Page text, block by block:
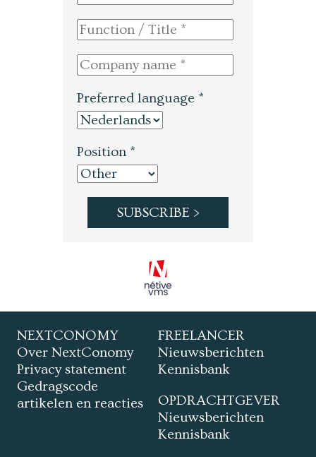
Preferred language *
Position *
NEXTCONOMY
Over NextConomy
Privacy statement
Gedragscode
artikelen en reacties
FREELANCER
Nieuwsberichten
Kennisbank
OPDRACHTGEVER
Nieuwsberichten
Kennisbank